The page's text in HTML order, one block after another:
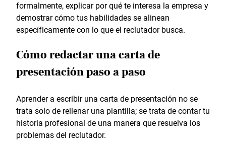
formalmente, explicar por qué te interesa la empresa y
demostrar cómo tus habilidades se alinean
específicamente con lo que el reclutador busca.
Cómo redactar una carta de
presentación paso a paso
Aprender a escribir una carta de presentación no se
trata solo de rellenar una plantilla; se trata de contar tu
historia profesional de una manera que resuelva los
problemas del reclutador.